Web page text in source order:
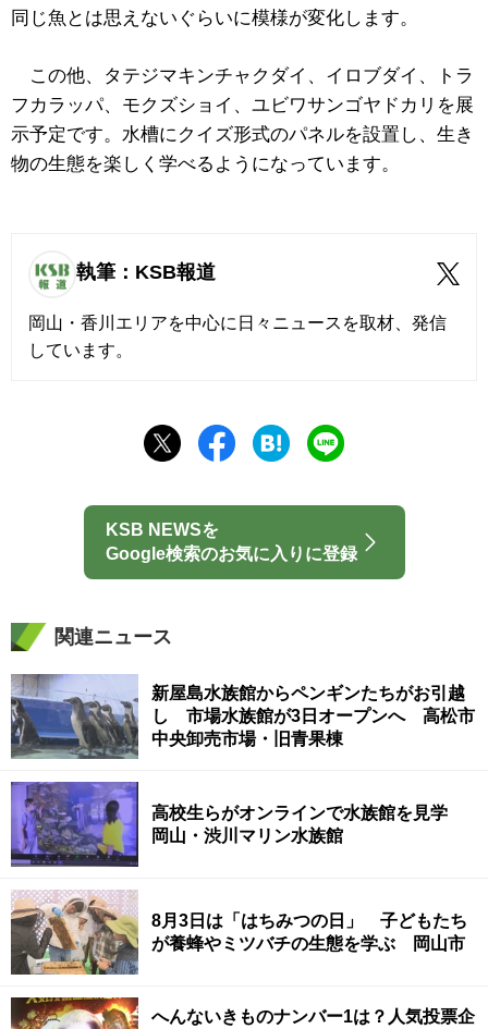
同じ魚とは思えないぐらいに模様が変化します。
この他、タテジマキンチャクダイ、イロブダイ、トラ
フカラッパ、モクズショイ、ユビワサンゴヤドカリを展
示予定です。水槽にクイズ形式のパネルを設置し、生き
物の生態を楽しく学べるようになっています。
執筆：KSB報道
岡山・香川エリアを中心に日々ニュースを取材、発信
しています。
KSB NEWSを
Google検索のお気に入りに登録
関連ニュース
新屋島水族館からペンギンたちがお引越
し 市場水族館が3日オープンへ 高松市
中央卸売市場・旧青果棟
高校生らがオンラインで水族館を見学
岡山・渋川マリン水族館
8月3日は「はちみつの日」 子どもたち
が養蜂やミツバチの生態を学ぶ 岡山市
へんないきものナンバー1は？人気投票企